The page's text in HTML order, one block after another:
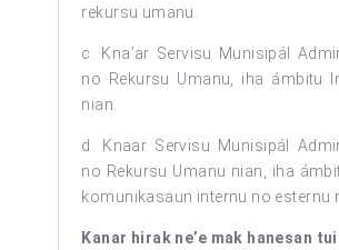
rekursu umanu.
c. Kna’ar Servisu Munisipál
no Rekursu Umanu, iha ámbitu
nian.
d. Knaar Servisu Munisipál
no Rekursu Umanu nian, iha
komunikasaun internu no esternu
Kanar hirak ne’e mak hanesan